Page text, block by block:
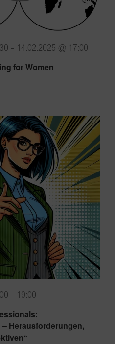
for Women
- 14.02.2025 @ 17:00
Herausforderungen,
- 19:00